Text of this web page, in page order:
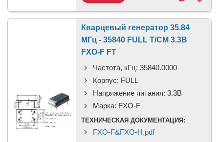
Кварцевый генератор 35.84
МГц - 35840 FULL T/CM 3.3В
FXO-F FT
Частота, кГц: 35840.0000
Корпус: FULL
Напряжение питания: 3.3В
Марка: FXO-F
ТЕХНИЧЕСКАЯ ДОКУМЕНТАЦИЯ:
FXO-F&FXO-H.pdf